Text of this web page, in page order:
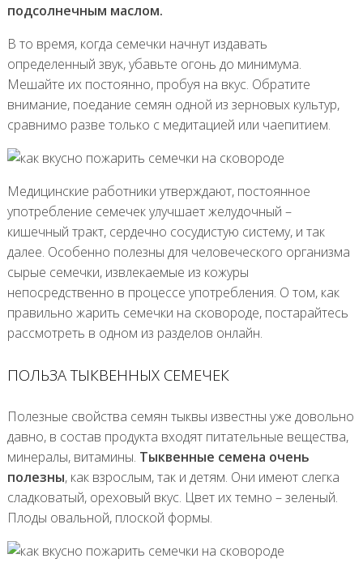
подсолнечным маслом.
В то время, когда семечки начнут издавать
определенный звук, убавьте огонь до минимума.
Мешайте их постоянно, пробуя на вкус. Обратите
внимание, поедание семян одной из зерновых культур,
сравнимо разве только с медитацией или чаепитием.
Медицинские работники утверждают, постоянное
употребление семечек улучшает желудочный –
кишечный тракт, сердечно сосудистую систему, и так
далее. Особенно полезны для человеческого организма
сырые семечки, извлекаемые из кожуры
непосредственно в процессе употребления. О том, как
правильно жарить семечки на сковороде, постарайтесь
рассмотреть в одном из разделов онлайн.
ПОЛЬЗА ТЫКВЕННЫХ СЕМЕЧЕК
Полезные свойства семян тыквы известны уже довольно
давно, в состав продукта входят питательные вещества,
минералы, витамины. Тыквенные семена очень
полезны, как взрослым, так и детям. Они имеют слегка
сладковатый, ореховый вкус. Цвет их темно – зеленый.
Плоды овальной, плоской формы.